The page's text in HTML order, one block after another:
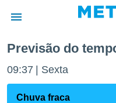
da
Previsão do
09:37 Sexta
Chuva fraca